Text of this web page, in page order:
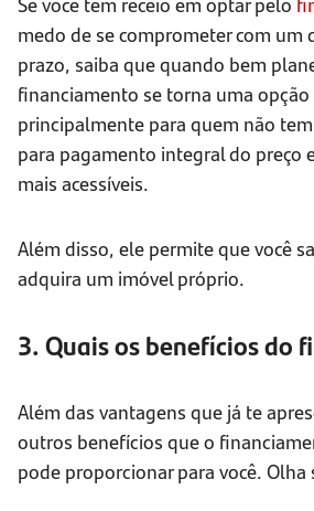
medo de se comprometer com um
prazo, saiba que quando bem
financiamento se torna uma
principalmente para quem não
para pagamento integral do preço
mais acessíveis.
Além disso, ele permite que você
adquira um imóvel próprio.
3. Quais os benefícios do
Além das vantagens que já te
outros benefícios que o
pode proporcionar para você. Olha